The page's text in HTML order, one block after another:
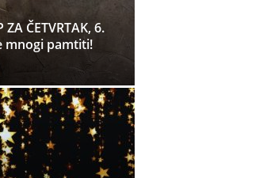
ČETVRTAK, 6.
mnogi pamtiti!